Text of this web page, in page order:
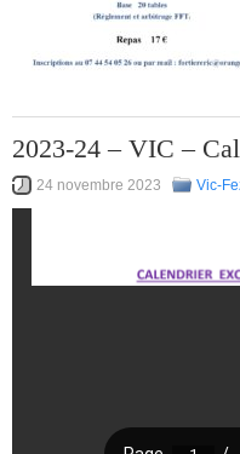
2023-24 – VIC –
24 novembre 2023 Vic-